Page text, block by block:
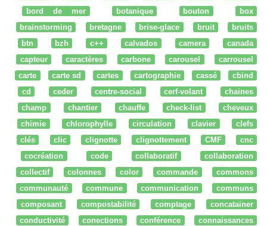
bord de mer
botanique bouton
box
brainstorming
bretagne brise-glace bruit
bruits
btn
bzh c++ calvados camera
canada
capteur
caractères carbone carousel
carrousel
carte
carte sd cartes cartographie cassé
cbind
cd
ceder centre-social cerf-volant
chaines
champ
chantier chauffe check-list
cheveux
chimie
chlorophylle circulation clavier
clefs
clés
clic clignotte clignottement CMF
cnc
cocréation
code collaboratif
collaboration
collectif
colonnes color commande
commons
communauté
commune communication
communs
composant
compostabilité comptage
concatainer
conductivité
conections conférence
connaissances